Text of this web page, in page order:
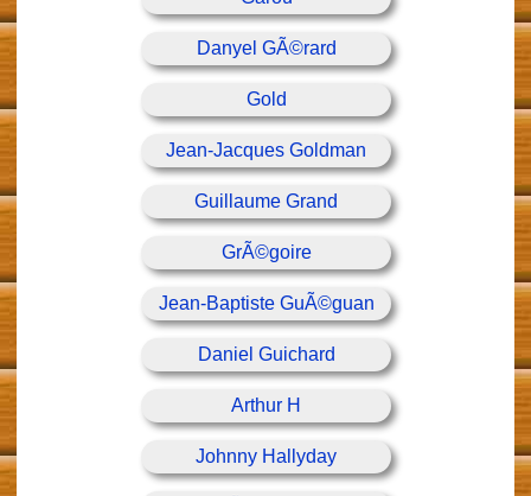
Danyel GÃ©rard
Gold
Jean-Jacques Goldman
Guillaume Grand
GrÃ©goire
Jean-Baptiste GuÃ©guan
Daniel Guichard
Arthur H
Johnny Hallyday